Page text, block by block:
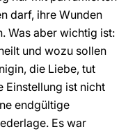
darf, ihre Wunden
Was aber wichtig ist:
und wozu sollen
die Liebe, tut
Einstellung ist nicht
endgültige
Es war